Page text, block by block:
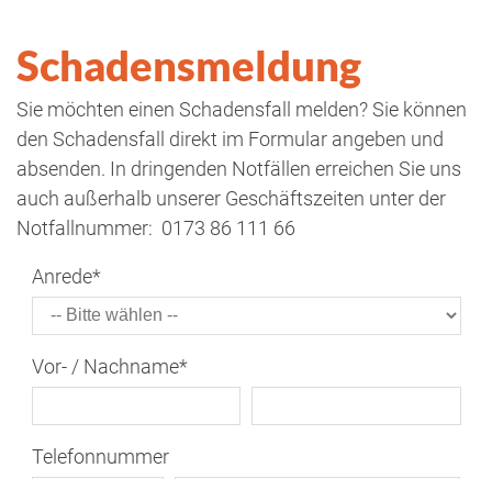
Schadensmeldung
Sie möchten einen Schadensfall melden? Sie können
den Schadensfall direkt im Formular angeben und
absenden. In dringenden Notfällen erreichen Sie uns
auch außerhalb unserer Geschäftszeiten unter der
Notfallnummer: 0173 86 111 66
Anrede*
Vor- / Nachname*
Telefonnummer